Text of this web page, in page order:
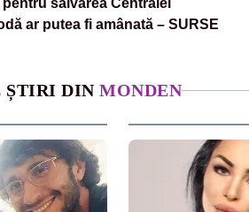
pentru salvarea Centralei
ar putea fi amânată – SURSE
ȘTIRI DIN MONDEN